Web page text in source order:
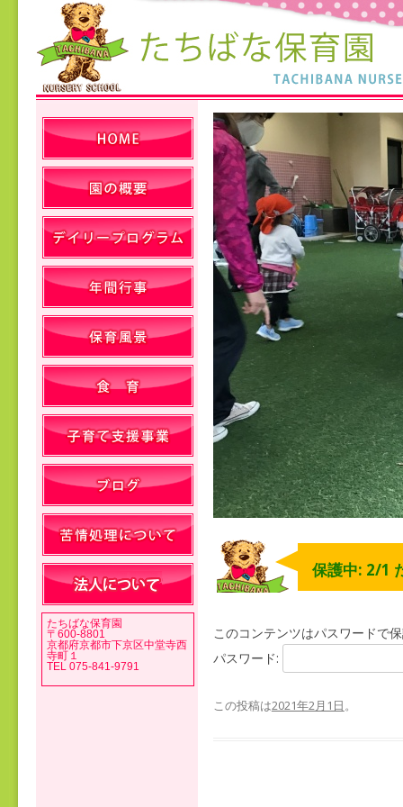
保護中: 2/1
このコンテンツはパスワードで
パスワード:
この投稿は2021年2月1日。
たちばな保育園
〒600-8801
京都府京都市下京区中堂寺西
寺町１
TEL 075-841-9791